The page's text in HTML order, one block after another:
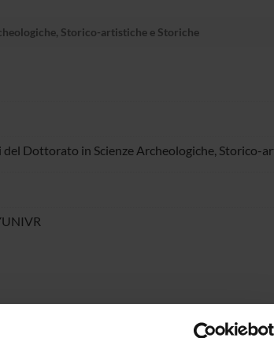
Storico-artistiche e Storiche
Dottorato in Scienze Archeologiche, Storico-